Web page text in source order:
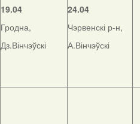
19.04
Гродна,
Дз.Вінчэўскі
24.04
Чэрвенскі р-н,
А.Вінчэўскі